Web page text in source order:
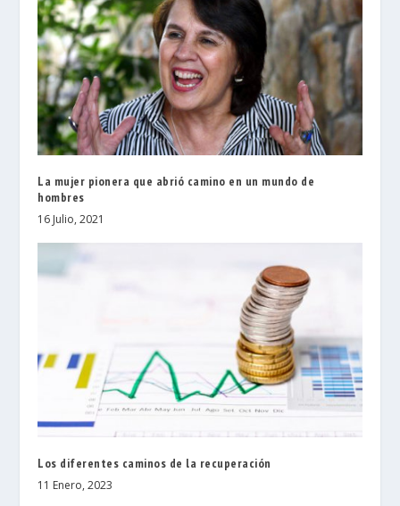
La mujer pionera que abrió camino en un mundo de
hombres
16 Julio, 2021
Los diferentes caminos de la recuperación
11 Enero, 2023